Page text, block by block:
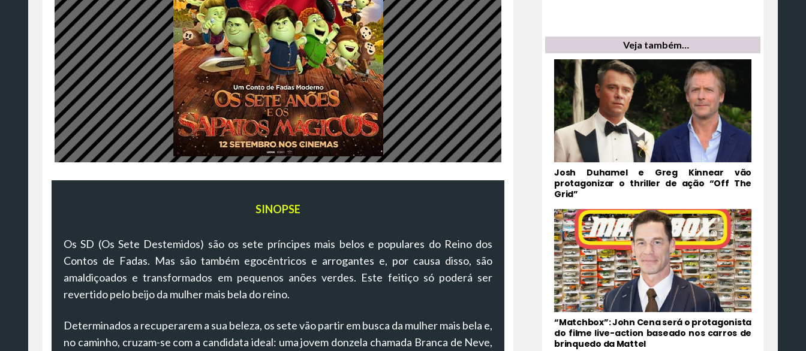
SINOPSE
Os SD (Os Sete Destemidos) são os sete príncipes mais belos e populares do Reino dos
Contos de Fadas. Mas são também egocêntricos e arrogantes e, por causa disso, são
amaldiçoados e transformados em pequenos anões verdes. Este feitiço só poderá ser
revertido pelo beijo da mulher mais bela do reino.
Determinados a recuperarem a sua beleza, os sete vão partir em busca da mulher mais bela e,
no caminho, cruzam-se com a candidata ideal: uma jovem donzela chamada Branca de Neve,
Veja também…
Josh Duhamel e Greg Kinnear vão
protagonizar o thriller de ação “Off The
Grid”
“Matchbox”: John Cena será o protagonista
do filme live-action baseado nos carros de
brinquedo da Mattel